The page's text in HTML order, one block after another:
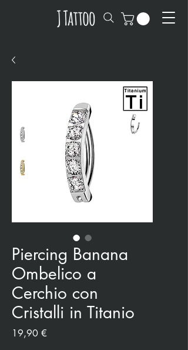
Piercing Banana
Ombelico a
Cerchio con
Cristalli in Titanio
19,90 €